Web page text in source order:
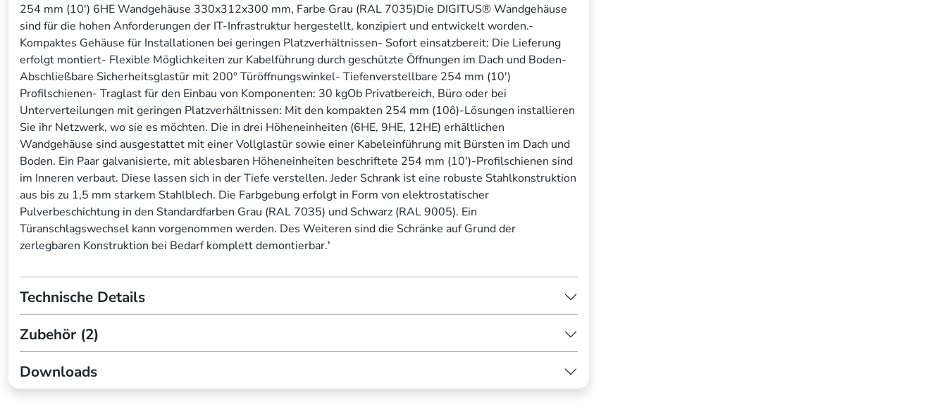
254 mm (10') 6HE Wandgehäuse 330x312x300 mm, Farbe Grau (RAL 7035)Die DIGITUS® Wandgehäuse
sind für die hohen Anforderungen der IT-Infrastruktur hergestellt, konzipiert und entwickelt worden.-
Kompaktes Gehäuse für Installationen bei geringen Platzverhältnissen- Sofort einsatzbereit: Die Lieferung
erfolgt montiert- Flexible Möglichkeiten zur Kabelführung durch geschützte Öffnungen im Dach und Boden-
Abschließbare Sicherheitsglastür mit 200° Türöffnungswinkel- Tiefenverstellbare 254 mm (10')
Profilschienen- Traglast für den Einbau von Komponenten: 30 kgOb Privatbereich, Büro oder bei
Unterverteilungen mit geringen Platzverhältnissen: Mit den kompakten 254 mm (10ô)-Lösungen installieren
Sie ihr Netzwerk, wo sie es möchten. Die in drei Höheneinheiten (6HE, 9HE, 12HE) erhältlichen
Wandgehäuse sind ausgestattet mit einer Vollglastür sowie einer Kabeleinführung mit Bürsten im Dach und
Boden. Ein Paar galvanisierte, mit ablesbaren Höheneinheiten beschriftete 254 mm (10')-Profilschienen sind
im Inneren verbaut. Diese lassen sich in der Tiefe verstellen. Jeder Schrank ist eine robuste Stahlkonstruktion
aus bis zu 1,5 mm starkem Stahlblech. Die Farbgebung erfolgt in Form von elektrostatischer
Pulverbeschichtung in den Standardfarben Grau (RAL 7035) und Schwarz (RAL 9005). Ein
Türanschlagswechsel kann vorgenommen werden. Des Weiteren sind die Schränke auf Grund der
zerlegbaren Konstruktion bei Bedarf komplett demontierbar.'
Technische Details
Zubehör (2)
Downloads